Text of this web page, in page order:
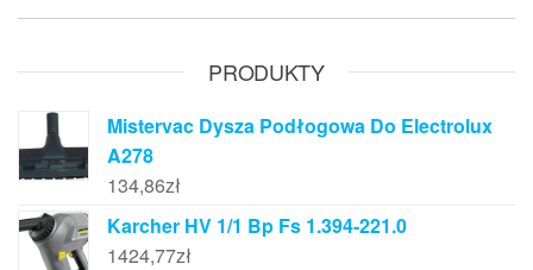
PRODUKTY
Mistervac Dysza Podłogowa Do Electrolux
A278
134,86zł
Karcher HV 1/1 Bp Fs 1.394-221.0
1424,77zł